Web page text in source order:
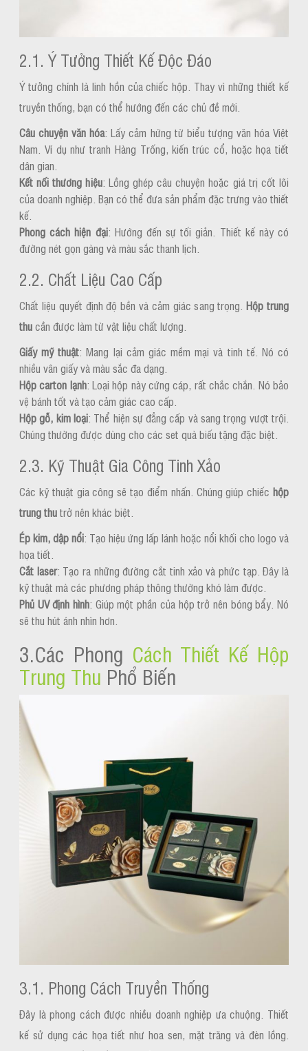
2.1. Ý Tưởng Thiết Kế Độc Đáo
Ý tưởng chính là linh hồn của chiếc hộp. Thay vì những thiết kế
truyền thống, bạn có thể hướng đến các chủ đề mới.
Câu chuyện văn hóa: Lấy cảm hứng từ biểu tượng văn hóa Việt
Nam. Ví dụ như tranh Hàng Trống, kiến trúc cổ, hoặc họa tiết
dân gian.
Kết nối thương hiệu: Lồng ghép câu chuyện hoặc giá trị cốt lõi
của doanh nghiệp. Bạn có thể đưa sản phẩm đặc trưng vào thiết
kế.
Phong cách hiện đại: Hướng đến sự tối giản. Thiết kế này có
đường nét gọn gàng và màu sắc thanh lịch.
2.2. Chất Liệu Cao Cấp
Chất liệu quyết định độ bền và cảm giác sang trọng.Hộp trung
thucần được làm từ vật liệu chất lượng.
Giấy mỹ thuật: Mang lại cảm giác mềm mại và tinh tế. Nó có
nhiều vân giấy và màu sắc đa dạng.
Hộp carton lạnh: Loại hộp này cứng cáp, rất chắc chắn. Nó bảo
vệ bánh tốt và tạo cảm giác cao cấp.
Hộp gỗ, kim loại: Thể hiện sự đẳng cấp và sang trọng vượt trội.
Chúng thường được dùng cho các set quà biếu tặng đặc biệt.
2.3. Kỹ Thuật Gia Công Tinh Xảo
Các kỹ thuật gia công sẽ tạo điểm nhấn. Chúng giúp chiếc hộp
trung thutrở nên khác biệt.
Ép kim, dập nổi: Tạo hiệu ứng lấp lánh hoặc nổi khối cho logo và
họa tiết.
Cắt laser: Tạo ra những đường cắt tinh xảo và phức tạp. Đây là
kỹ thuật mà các phương pháp thông thường khó làm được.
Phủ UV định hình: Giúp một phần của hộp trở nên bóng bẩy. Nó
sẽ thu hút ánh nhìn hơn.
3.Các Phong Cách Thiết Kế Hộp
Trung Thu Phổ Biến
3.1. Phong Cách Truyền Thống
Đây là phong cách được nhiều doanh nghiệp ưa chuộng. Thiết
kế sử dụng các họa tiết như hoa sen, mặt trăng và đèn lồng.